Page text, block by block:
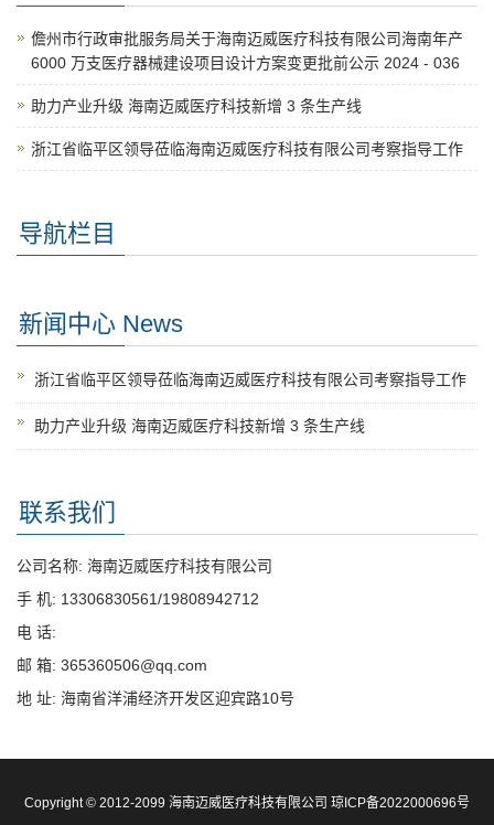
儋州市行政审批服务局关于海南迈威医疗科技有限公司海南年产
6000 万支医疗器械建设项目设计方案变更批前公示 2024 - 036
助力产业升级 海南迈威医疗科技新增 3 条生产线
浙江省临平区领导莅临海南迈威医疗科技有限公司考察指导工作
导航栏目
新闻中心 News
浙江省临平区领导莅临海南迈威医疗科技有限公司考察指导工作
助力产业升级 海南迈威医疗科技新增 3 条生产线
联系我们
公司名称: 海南迈威医疗科技有限公司
手 机: 13306830561/19808942712
电 话:
邮 箱: 365360506@qq.com
地 址: 海南省洋浦经济开发区迎宾路10号
Copyright © 2012-2099 海南迈威医疗科技有限公司 琼ICP备2022000696号